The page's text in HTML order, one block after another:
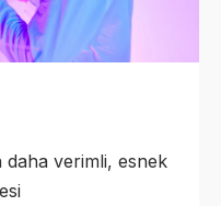
daha verimli, esnek